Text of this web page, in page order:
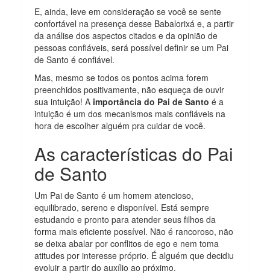
E, ainda, leve em consideração se você se sente
confortável na presença desse Babalorixá e, a partir
da análise dos aspectos citados e da opinião de
pessoas confiáveis, será possível definir se um Pai
de Santo é confiável.
Mas, mesmo se todos os pontos acima forem
preenchidos positivamente, não esqueça de ouvir
sua intuição! A importância do Pai de Santo é a
intuição é um dos mecanismos mais confiáveis na
hora de escolher alguém pra cuidar de você.
As características do Pai
de Santo
Um Pai de Santo é um homem atencioso,
equilibrado, sereno e disponível. Está sempre
estudando e pronto para atender seus filhos da
forma mais eficiente possível. Não é rancoroso, não
se deixa abalar por conflitos de ego e nem toma
atitudes por interesse próprio. É alguém que decidiu
evoluir a partir do auxílio ao próximo.